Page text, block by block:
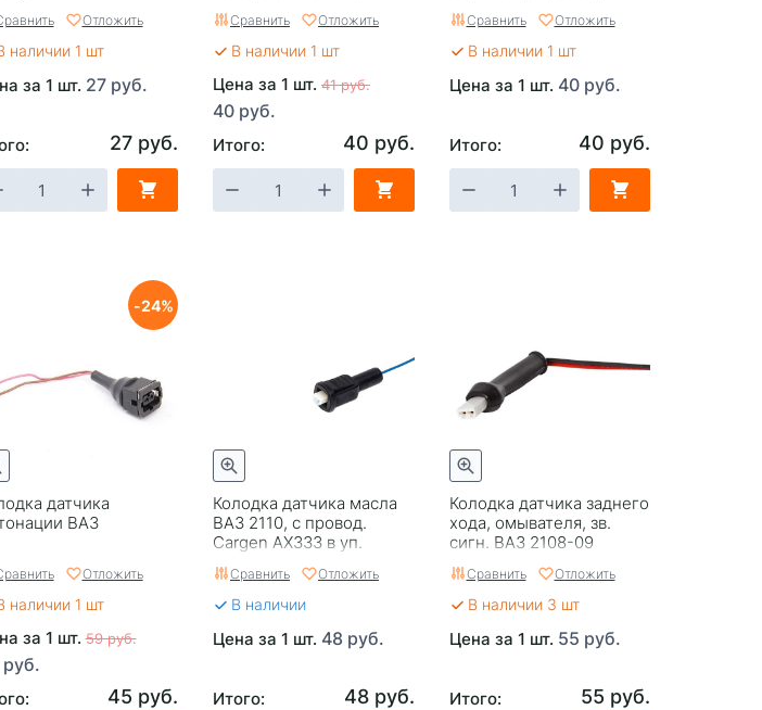
Отложить
наличии 1 шт
за 1 шт. 27 руб.
27 руб.
Сравнить Отложить
В наличии 1 шт
Цена за 1 шт. 41 руб.
40 руб.
Итого: 40 руб.
Сравнить Отложить
В наличии 1 шт
Цена за 1 шт. 40 руб.
Итого: 40 руб.
датчика
ВАЗ
24
Отложить
наличии 1 шт
за 1 шт.59 руб.
45 руб.
Колодка датчика масла
ВАЗ 2110, с провод.
Cargen AX333 в уп.
Сравнить Отложить
В наличии
Цена за 1 шт. 48 руб.
Итого: 48 руб.
Колодка датчика заднего
хода, омывателя, зв.
сигн. ВАЗ 2108-09
Сравнить Отложить
В наличии 3 шт
Цена за 1 шт. 55 руб.
Итого: 55 руб.